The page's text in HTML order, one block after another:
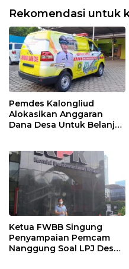
Rekomendasi untuk
Pemdes Kalongliud
Alokasikan Anggaran
Dana Desa Untuk Belanja
Ketua FWBB Singung
Penyampaian Pemcam
Nanggung Soal LPJ Desa